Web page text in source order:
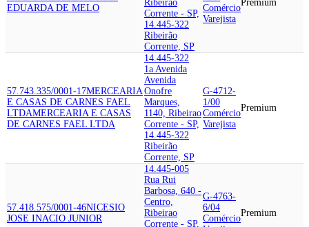
EDUARDA DE MELO
Ribeirao
Corrente - SP,
14.445-322
Ribeirão
Corrente, SP
Comércio
Varejista
Premium
57.743.335/0001-17MERCEARIA
E CASAS DE CARNES FAEL
LTDAMERCEARIA E CASAS
DE CARNES FAEL LTDA
14.445-322
1a Avenida
Avenida
Onofre
Marques,
1140, Ribeirao
Corrente - SP,
14.445-322
Ribeirão
Corrente, SP
G-4712-
1/00
Comércio
Varejista
Premium
57.418.575/0001-46NICESIO
JOSE INACIO JUNIOR
14.445-005
Rua Rui
Barbosa, 640 -
Centro,
Ribeirao
Corrente - SP,
G-4763-
6/04
Comércio
Premium